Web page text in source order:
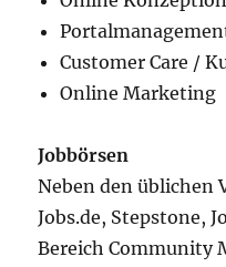
Customer Care /
Online Marketing
Jobbörsen
Neben den üblichen
Jobs.de, Stepstone,
Bereich Community